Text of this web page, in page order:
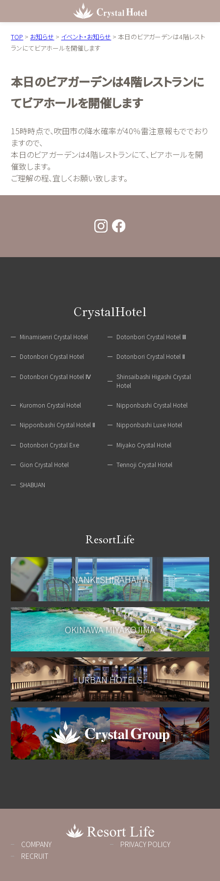
TOP > お知らせ > イベント・お知らせ >本日のビアガーデンは4階レスト
ランにてビアホールを開催します
本日のビアガーデンは4階レストランに
てビアホールを開催します
15時時点で、吹田市の降水確率が40％雷注意報もででおり
ますので、
本日のビアガーデンは4階レストランにて、ビアホールを開
催致します。
ご理解の程、宜しくお願い致します。
CrystalHotel
Minamisenri Crystal Hotel Dotonbori Crystal Hotel Ⅲ
Dotonbori Crystal Hotel Dotonbori Crystal Hotel Ⅱ
Dotonbori Crystal Hotel Ⅳ
Shinsaibashi Higashi Crystal
Hotel
Kuromon Crystal Hotel Nipponbashi Crystal Hotel
Nipponbashi Crystal Hotel Ⅱ Nipponbashi Luxe Hotel
Dotonbori Crystal Exe Miyako Crystal Hotel
Gion Crystal Hotel Tennoji Crystal Hotel
SHABUAN
ResortLife
NANKI SHIRAHAMA
OKINAWA MIYAKOJIMA
URBAN HOTELS
COMPANY
PRIVACY POLICY
RECRUIT